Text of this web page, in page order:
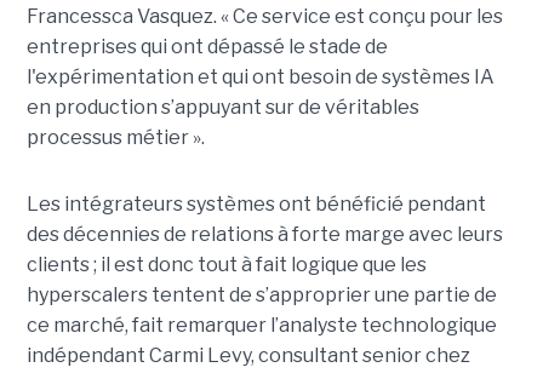
Francessca Vasquez. « Ce service est conçu pour les
entreprises qui ont dépassé le stade de
l'expérimentation et qui ont besoin de systèmes IA
en production s’appuyant sur de véritables
processus métier ».
Les intégrateurs systèmes ont bénéficié pendant
des décennies de relations à forte marge avec leurs
clients ; il est donc tout à fait logique que les
hyperscalers tentent de s’approprier une partie de
ce marché, fait remarquer l’analyste technologique
indépendant Carmi Levy, consultant senior chez